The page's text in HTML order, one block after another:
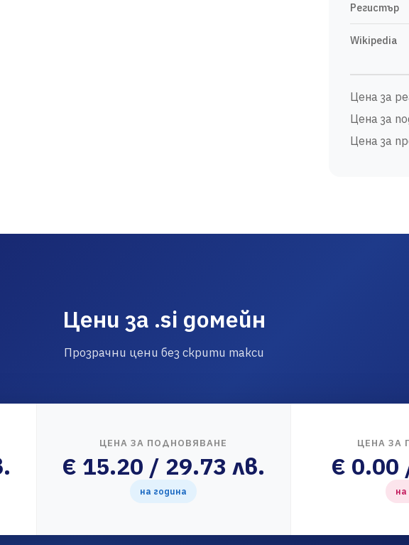
Регистър
Wikipedia
Цена за
Цена за
Цена за
Цени за .si домейн
Прозрачни цени без скрити такси
ЦЕНА ЗА ПОДНОВЯВАНЕ
€ 15.20 / 29.73 лв.
на година
ЦЕНА ЗА
€ 0.00
на